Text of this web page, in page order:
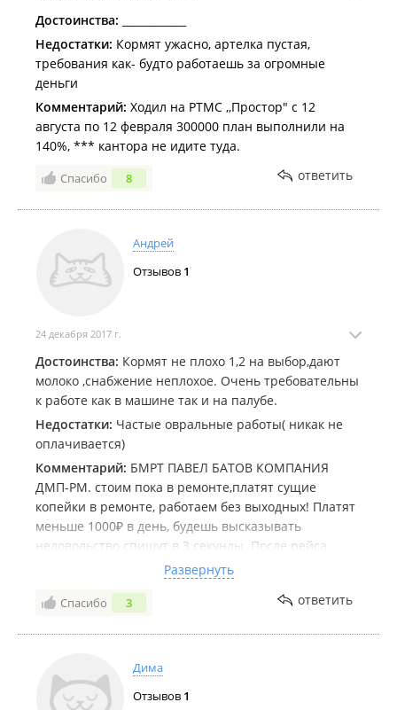
Достоинства:
Недостатки: Кормят ужасно, артелка пустая,
требования как- будто работаешь за огромные
деньги
Комментарий: Ходил на РТМС ,,Простор" с 12
августа по 12 февраля 300000 план выполнили на
140%, *** кантора не идите туда.
Спасибо 8 ответить
Андрей
Отзывов 1
24 декабря 2017 г.
Достоинства: Кормят не плохо 1,2 на выбор,дают
молоко ,снабжение неплохое. Очень требовательны
к работе как в машине так и на палубе.
Недостатки: Частые овральные работы( никак не
оплачивается)
Комментарий: БМРТ ПАВЕЛ БАТОВ КОМПАНИЯ
ДМП-РМ. стоим пока в ремонте,платят сущие
копейки в ремонте, работаем без выходных! Платят
меньше 1000₽ в день, будешь высказывать
недовольство спишут в 3 секунды. После рейса
напишу что по деньгам и тд. В кадрах говорят кому
что матросом от 100.000₽ мне лично сказали от
70.000₽ короче не понять. Мед.комиссия от рыбаков
(Моторист.,Пай:1,12)
Развернуть
Спасибо 3 ответить
Дима
Отзывов 1